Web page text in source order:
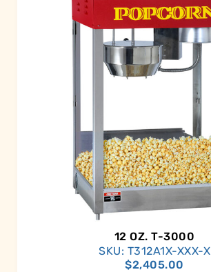
12 OZ. T-3000
SKU: T312A1X-XXX-X
$2,405.00